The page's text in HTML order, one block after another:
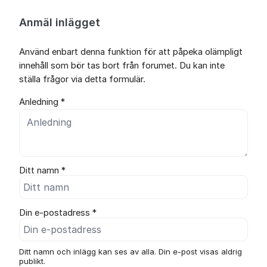
Anmäl inlägget
Använd enbart denna funktion för att påpeka olämpligt
innehåll som bör tas bort från forumet. Du kan inte
ställa frågor via detta formulär.
Anledning *
Ditt namn *
Din e-postadress *
Ditt namn och inlägg kan ses av alla. Din e-post visas aldrig
publikt.